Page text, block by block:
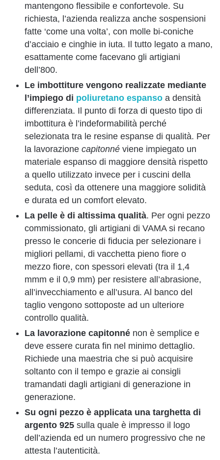
mantengono flessibile e confortevole. Su
richiesta, l’azienda realizza anche sospensioni
fatte ‘come una volta’, con molle bi-coniche
d’acciaio e cinghie in iuta. Il tutto legato a mano,
esattamente come facevano gli artigiani
dell’800.
Le imbottiture vengono realizzate mediante
l’impiego di poliuretano espanso a densità
differenziata. Il punto di forza di questo tipo di
imbottitura è l’indeformabilità perché
selezionata tra le resine espanse di qualità. Per
la lavorazione capitonné viene impiegato un
materiale espanso di maggiore densità rispetto
a quello utilizzato invece per i cuscini della
seduta, così da ottenere una maggiore solidità
e durata ed un comfort elevato.
La pelle è di altissima qualità. Per ogni pezzo
commissionato, gli artigiani di VAMA si recano
presso le concerie di fiducia per selezionare i
migliori pellami, di vacchetta pieno fiore o
mezzo fiore, con spessori elevati (tra il 1,4
mmm e il 0,9 mm) per resistere all’abrasione,
all’invecchiamento e all’usura. Al banco del
taglio vengono sottoposte ad un ulteriore
controllo qualità.
La lavorazione capitonné non è semplice e
deve essere curata fin nel minimo dettaglio.
Richiede una maestria che si può acquisire
soltanto con il tempo e grazie ai consigli
tramandati dagli artigiani di generazione in
generazione.
Su ogni pezzo è applicata una targhetta di
argento 925 sulla quale è impresso il logo
dell’azienda ed un numero progressivo che ne
attesta l’autenticità.